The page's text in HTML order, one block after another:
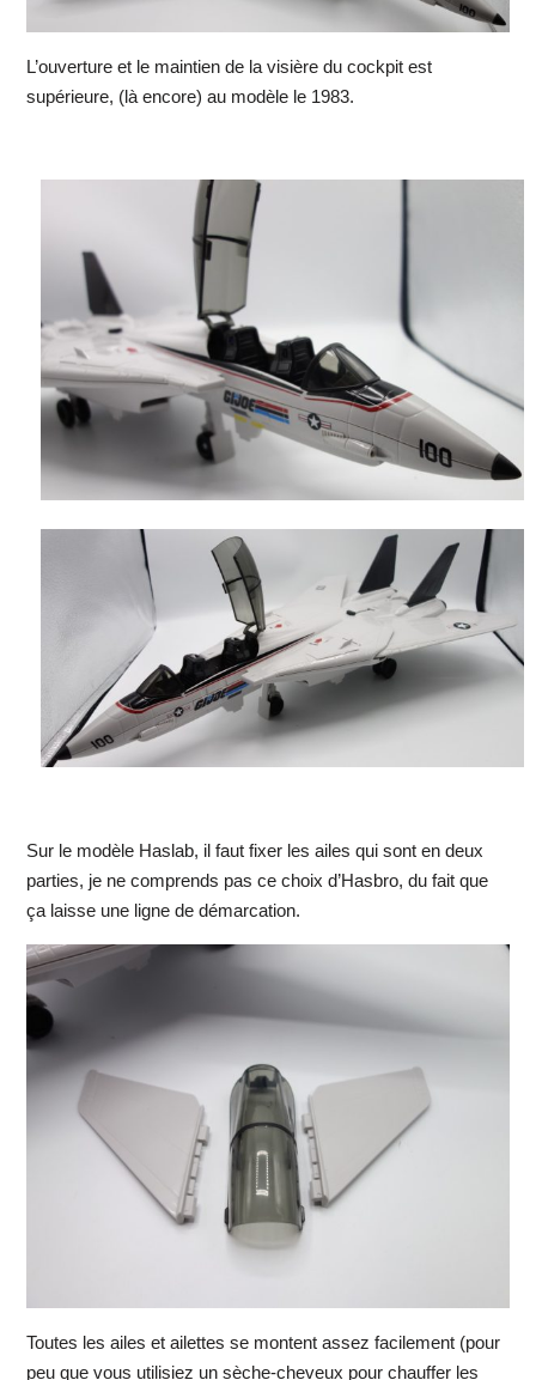
L’ouverture et le maintien de la visière du cockpit est
supérieure, (là encore) au modèle le 1983.
Sur le modèle Haslab, il faut fixer les ailes qui sont en deux
parties, je ne comprends pas ce choix d’Hasbro, du fait que
ça laisse une ligne de démarcation.
Toutes les ailes et ailettes se montent assez facilement (pour
peu que vous utilisiez un sèche-cheveux pour chauffer les